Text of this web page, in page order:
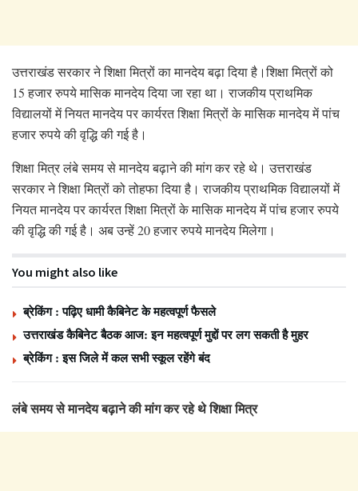
उत्तराखंड सरकार ने शिक्षा मित्रों का मानदेय बढ़ा दिया है।शिक्षा मित्रों को
15 हजार रुपये मासिक मानदेय दिया जा रहा था। राजकीय प्राथमिक
विद्यालयों में नियत मानदेय पर कार्यरत शिक्षा मित्रों के मासिक मानदेय में पांच
हजार रुपये की वृद्धि की गई है।
शिक्षा मित्र लंबे समय से मानदेय बढ़ाने की मांग कर रहे थे। उत्तराखंड
सरकार ने शिक्षा मित्रों को तोहफा दिया है। राजकीय प्राथमिक विद्यालयों में
नियत मानदेय पर कार्यरत शिक्षा मित्रों के मासिक मानदेय में पांच हजार रुपये
की वृद्धि की गई है। अब उन्हें 20 हजार रुपये मानदेय मिलेगा।
You might also like
ब्रेकिंग : पढ़िए धामी कैबिनेट के महत्वपूर्ण फैसले
उत्तराखंड कैबिनेट बैठक आज: इन महत्वपूर्ण मुद्दों पर लग सकती है मुहर
ब्रेकिंग : इस जिले में कल सभी स्कूल रहेंगे बंद
लंबे समय से मानदेय बढ़ाने की मांग कर रहे थे शिक्षा मित्र